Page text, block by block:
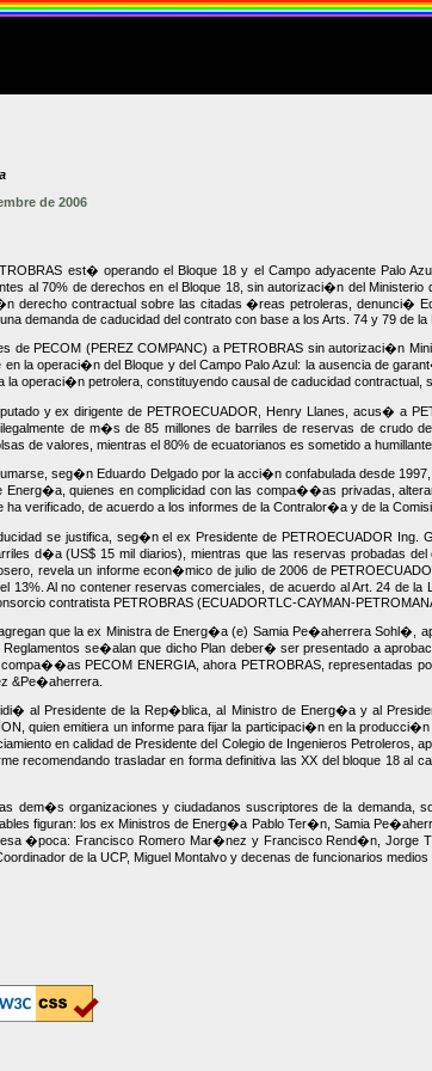
de 2006
est� operando el Bloque 18 y el Campo adyacente Palo
al 70% de derechos en el Bloque 18, sin autorizaci�n del
derecho contractual sobre las citadas �reas petroleras, denunci�
demanda de caducidad del contrato con base a los Arts. 74 y 79 de la
de PECOM (PEREZ COMPANC) a PETROBRAS sin autorizaci�n
en la operaci�n del Bloque y del Campo Palo Azul: la ausencia de
la operaci�n petrolera, constituyendo causal de caducidad contractual,
y ex dirigente de PETROECUADOR, Henry Llanes, acus� a
de m�s de 85 millones de barriles de reservas de crudo
de valores, mientras el 80% de ecuatorianos es sometido a
seg�n Eduardo Delgado por la acci�n confabulada desde
Energ�a, quienes en complicidad con las compa��as privadas,
ha verificado, de acuerdo a los informes de la Contralor�a y de la
se justifica, seg�n el ex Presidente de PETROECUADOR
d�a (US$ 15 mil diarios), mientras que las reservas probadas
revela un informe econ�mico de julio de 2006 de
13%. Al no contener reservas comerciales, de acuerdo al Art. 24 de
contratista PETROBRAS (ECUADORTLC-CAYMAN-
que la ex Ministra de Energ�a (e) Samia Pe�aherrera Sohl�,
Reglamentos se�alan que dicho Plan deber� ser presentado a
PECOM ENERGIA, ahora PETROBRAS, representadas
&Pe�aherrera.
al Presidente de la Rep�blica, al Ministro de Energ�a y al
quien emitiera un informe para fijar la participaci�n en la
en calidad de Presidente del Colegio de Ingenieros
recomendando trasladar en forma definitiva las XX del bloque 18
dem�s organizaciones y ciudadanos suscriptores de la
figuran: los ex Ministros de Energ�a Pablo Ter�n, Samia
�poca: Francisco Romero Mar�nez y Francisco Rend�n, Jorge
de la UCP, Miguel Montalvo y decenas de funcionarios